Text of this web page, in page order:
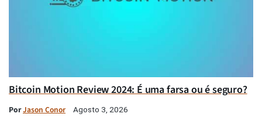
Bitcoin Motion Review 2024: É uma farsa ou é seguro?
PorJason Conor Agosto 3, 2026